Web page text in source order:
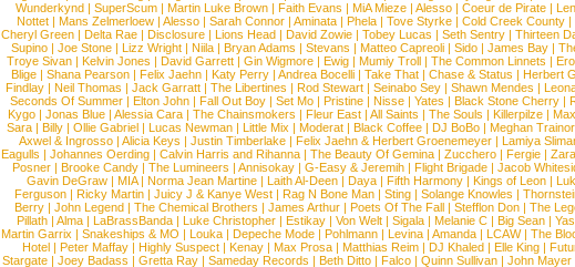
Wunderkynd | SuperScum | Martin Luke Brown | Faith Evans | MiA Mieze | Alesso | Coeur de Pirate |
Nottet| Mans Zelmerloew| Alesso| Sarah Connor| Aminata| Phela| Tove Styrke| Cold Creek County|
Cheryl Green| Delta Rae| Disclosure| Lions Head| David Zowie| Tobey Lucas | Seth Sentry| Thirteen
Supino| Joe Stone| Lizz Wright| Niila| Bryan Adams | Stevans | Matteo Capreoli| Sido| James Bay|
Troye Sivan | Kelvin Jones | David Garrett | Gin Wigmore | Ewig | Mumiy Troll | The Common Linnets |
Blige | Shana Pearson | Felix Jaehn | Katy Perry | Andrea Bocelli | Take That | Chase & Status | Herbert
Findlay| Neil Thomas | Jack Garratt| The Libertines | Rod Stewart| Seinabo Sey| Shawn Mendes |
Seconds Of Summer| Elton John| Fall Out Boy| Set Mo| Pristine| Nisse| Yates | Black Stone Cherry|
Kygo| Jonas Blue| Alessia Cara| The Chainsmokers | Fleur East| All Saints | The Souls | Killerpilze|
Sara| Billy| Ollie Gabriel| Lucas Newman| Little Mix | Moderat| Black Coffee| DJ BoBo| Meghan Trainor
Axwel & Ingrosso | Alicia Keys | Justin Timberlake | Felix Jaehn & Herbert Groenemeyer | Lamiya
Eagulls | Johannes Oerding| Calvin Harris and Rihanna| The Beauty Of Gemina| Zucchero| Fergie|
Posner| Brooke Candy| The Lumineers | Annisokay| G-Easy & Jeremih| Flight Brigade| Jacob
Gavin DeGraw | MIA| Norma Jean Martine | Laith Al-Deen | Daya | Fifth Harmony | Kings of Leon |
Ferguson | Ricky Martin | Juicy J & Kanye West | Rag N Bone Man | Sting | Solange Knowles |
Berry | John Legend | The Chemical Brothers | James Arthur | Poets Of The Fall | Stefflon Don | The
Pillath| Alma| LaBrassBanda| Luke Christopher| Estikay| Von Welt| Sigala| Melanie C| Big Sean|
Martin Garrix | Snakeships & MO | Louka | Depeche Mode | Pohlmann | Levina | Amanda | LCAW| The
Hotel | Peter Maffay | Highly Suspect | Kenay | Max Prosa | Matthias Reim | DJ Khaled | Elle King |
Stargate| Joey Badass | Gretta Ray| Sameday Records | Beth Ditto| Falco| Quinn Sullivan| John Mayer